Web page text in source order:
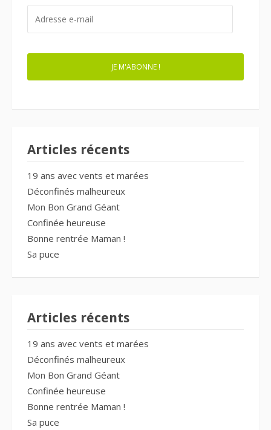
MAIL
JE M'ABONNE !
Articles récents
19 ans avec vents et marées
Déconfinés malheureux
Mon Bon Grand Géant
Confinée heureuse
Bonne rentrée Maman !
Sa puce
Articles récents
19 ans avec vents et marées
Déconfinés malheureux
Mon Bon Grand Géant
Confinée heureuse
Bonne rentrée Maman !
Sa puce